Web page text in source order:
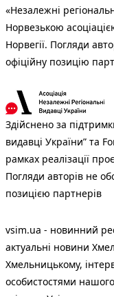
«Незалежні
Норвезькою
Норвегії. Погляди
офіційну позицію
Здійснено за
видавці України” та
рамках реалізації
Погляди авторів не
позицією партнерів
vsim.ua - новинний
актуальні новини
Хмельницькому,
особистостями